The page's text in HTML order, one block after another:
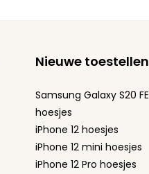
Nieuwe toestellen
Samsung Galaxy S20 FE
hoesjes
iPhone 12 hoesjes
iPhone 12 mini hoesjes
iPhone 12 Pro hoesjes